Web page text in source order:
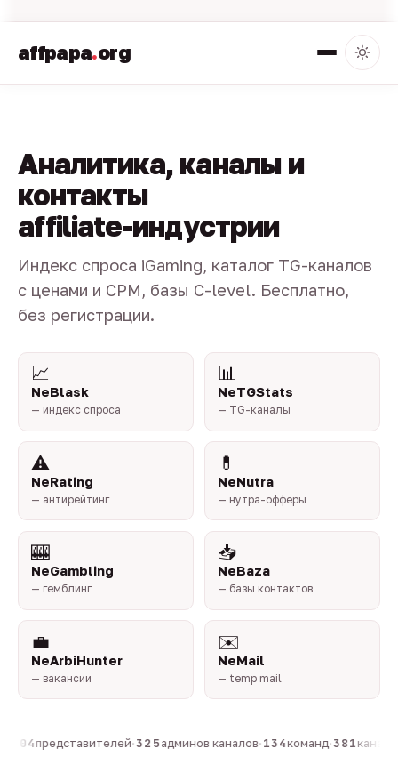
affpapa.org
Аналитика, каналы и
контакты
affiliate-индустрии
Индекс спроса iGaming, каталог TG-каналов
с ценами и CPM, базы C-level. Бесплатно,
без регистрации.
📈
NeBlask
— индекс спроса
📊
NeTGStats
— TG-каналы
⚠️
NeRating
— антирейтинг
💊
NeNutra
— нутра-офферы
🎰
NeGambling
— гемблинг
📥
NeBaza
— базы контактов
💼
NeArbiHunter
— вакансии
✉️
NeMail
— temp mail
804представителей·325 админов каналов·134команд·381